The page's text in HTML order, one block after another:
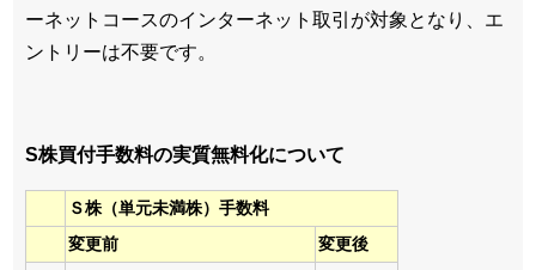
ーネットコースのインターネット取引が対象となり、エ
ントリーは不要です。
S株買付手数料の実質無料化について
Ｓ株（単元未満株）手数料
変更前
変更後